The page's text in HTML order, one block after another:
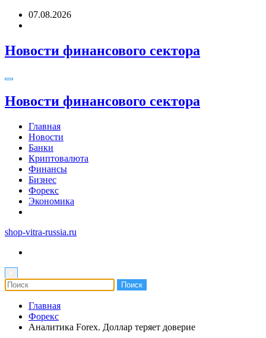
Перейти07.08.2026
Новости финансового сектора
Новости финансового сектора
Главная
Новости
Банки
Криптовалюта
Финансы
Бизнес
Форекс
Экономика
shop-vitra-russia.ru
Главная
Форекс
Аналитика Forex. Доллар теряет доверие